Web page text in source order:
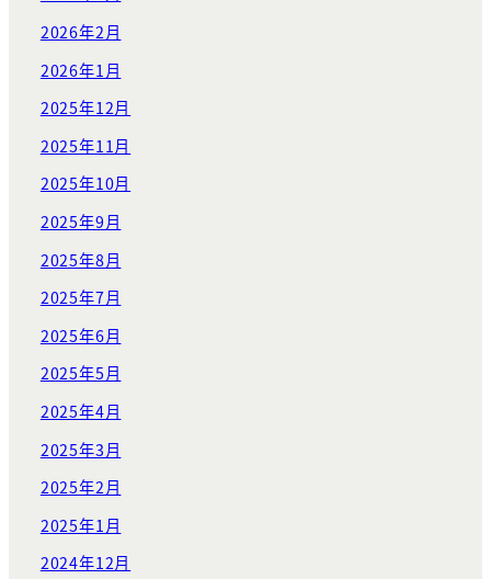
2026年2月
2026年1月
2025年12月
2025年11月
2025年10月
2025年9月
2025年8月
2025年7月
2025年6月
2025年5月
2025年4月
2025年3月
2025年2月
2025年1月
2024年12月